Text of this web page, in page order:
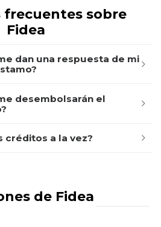
frecuentes sobre
Fidea
dan una respuesta de mi
desembolsarán el
créditos a la vez?
de Fidea